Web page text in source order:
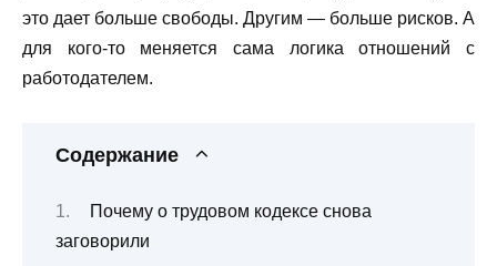
это дает больше свободы. Другим — больше рисков. А
для кого-то меняется сама логика отношений с
работодателем.
Содержание
Почему о трудовом кодексе снова
заговорили